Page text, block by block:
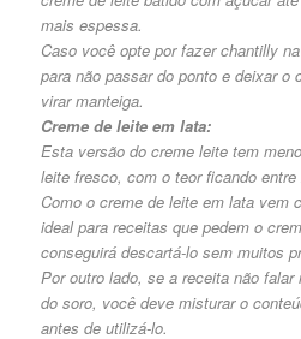
mais espessa.
Caso você opte por fazer chantilly
para não passar do ponto e deixar o
virar manteiga.
Creme de leite em lata:
Esta versão do creme leite tem
leite fresco, com o teor ficando entre
Como o creme de leite em lata vem
ideal para receitas que pedem o
conseguirá descartá-lo sem muitos
Por outro lado, se a receita não
do soro, você deve misturar o
antes de utilizá-lo.